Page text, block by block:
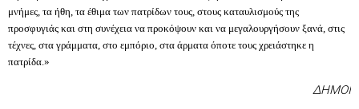
μνήμες, τα ήθη, τα έθιμα των πατρίδων τους, στους καταυλισμούς της
προσφυγιάς και στη συνέχεια να προκόψουν και να μεγαλουργήσουν ξανά, στις
τέχνες, στα γράμματα, στο εμπόριο, στα άρματα όποτε τους χρειάστηκε η
πατρίδα.»
ΔΗΜΟΙ